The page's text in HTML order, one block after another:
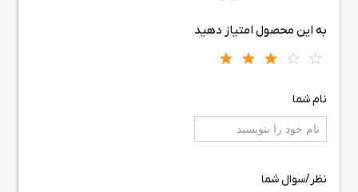
به این محصول امتیاز دهید
نام شما
نظر/سوال شما